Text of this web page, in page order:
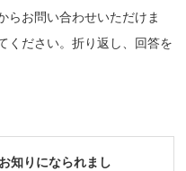
らお問い合わせいただけま
ください。折り返し、回答を
知りになられまし